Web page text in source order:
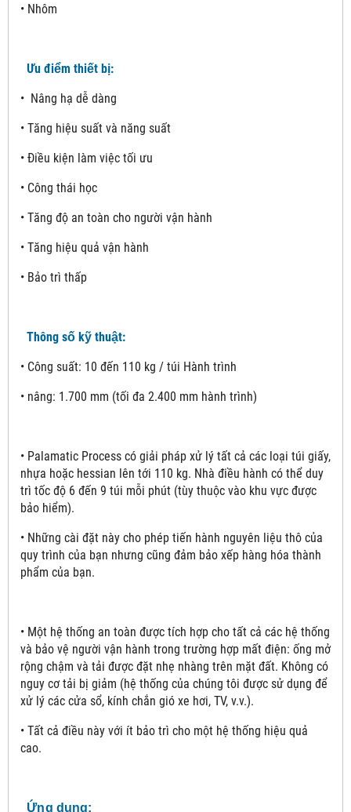
• Nhôm
Ưu điểm thiết bị:
• Nâng hạ dễ dàng
• Tăng hiệu suất và năng suất
• Điều kiện làm việc tối ưu
• Công thái học
• Tăng độ an toàn cho người vận hành
• Tăng hiệu quả vận hành
• Bảo trì thấp
Thông số kỹ thuật:
• Công suất: 10 đến 110 kg / túi Hành trình
• nâng: 1.700 mm (tối đa 2.400 mm hành trình)
• Palamatic Process có giải pháp xử lý tất cả các loại túi giấy,
nhựa hoặc hessian lên tới 110 kg. Nhà điều hành có thể duy
trì tốc độ 6 đến 9 túi mỗi phút (tùy thuộc vào khu vực được
bảo hiểm).
• Những cài đặt này cho phép tiến hành nguyên liệu thô của
quy trình của bạn nhưng cũng đảm bảo xếp hàng hóa thành
phẩm của bạn.
• Một hệ thống an toàn được tích hợp cho tất cả các hệ thống
và bảo vệ người vận hành trong trường hợp mất điện: ống mở
rộng chậm và tải được đặt nhẹ nhàng trên mặt đất. Không có
nguy cơ tải bị giảm (hệ thống của chúng tôi được sử dụng để
xử lý các cửa sổ, kính chắn gió xe hơi, TV, v.v.).
• Tất cả điều này với ít bảo trì cho một hệ thống hiệu quả
cao.
Ứng dụng: